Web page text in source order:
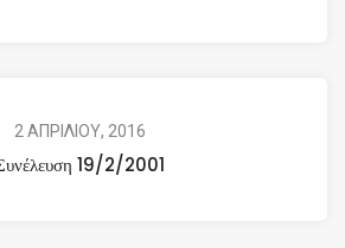
2 ΑΠΡΙΛΙΟΥ, 2016
19/2/2001